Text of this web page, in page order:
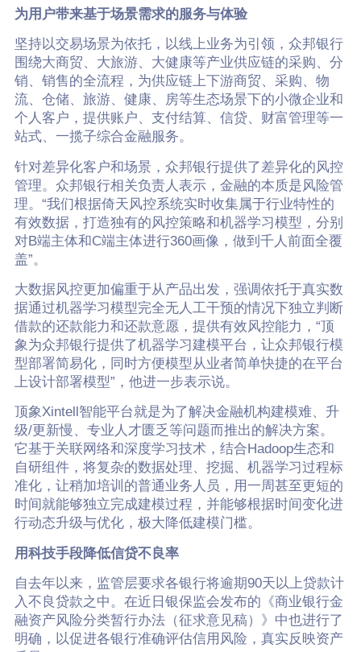
为用户带来基于场景需求的服务与体验
坚持以交易场景为依托，以线上业务为引领，众邦银行
围绕大商贸、大旅游、大健康等产业供应链的采购、分
销、销售的全流程，为供应链上下游商贸、采购、物
流、仓储、旅游、健康、房等生态场景下的小微企业和
个人客户，提供账户、支付结算、信贷、财富管理等一
站式、一揽子综合金融服务。
针对差异化客户和场景，众邦银行提供了差异化的风控
管理。众邦银行相关负责人表示，金融的本质是风险管
理。“我们根据倚天风控系统实时收集属于行业特性的
有效数据，打造独有的风控策略和机器学习模型，分别
对B端主体和C端主体进行360画像，做到千人前面全覆
盖”。
大数据风控更加偏重于从产品出发，强调依托于真实数
据通过机器学习模型完全无人工干预的情况下独立判断
借款的还款能力和还款意愿，提供有效风控能力，“顶
象为众邦银行提供了机器学习建模平台，让众邦银行模
型部署简易化，同时方便模型从业者简单快捷的在平台
上设计部署模型”，他进一步表示说。
顶象Xintell智能平台就是为了解决金融机构建模难、升
级/更新慢、专业人才匮乏等问题而推出的解决方案。
它基于关联网络和深度学习技术，结合Hadoop生态和
自研组件，将复杂的数据处理、挖掘、机器学习过程标
准化，让稍加培训的普通业务人员，用一周甚至更短的
时间就能够独立完成建模过程，并能够根据时间变化进
行动态升级与优化，极大降低建模门槛。
用科技手段降低信贷不良率
自去年以来，监管层要求各银行将逾期90天以上贷款计
入不良贷款之中。在近日银保监会发布的《商业银行金
融资产风险分类暂行办法（征求意见稿）》中也进行了
明确，以促进各银行准确评估信用风险，真实反映资产